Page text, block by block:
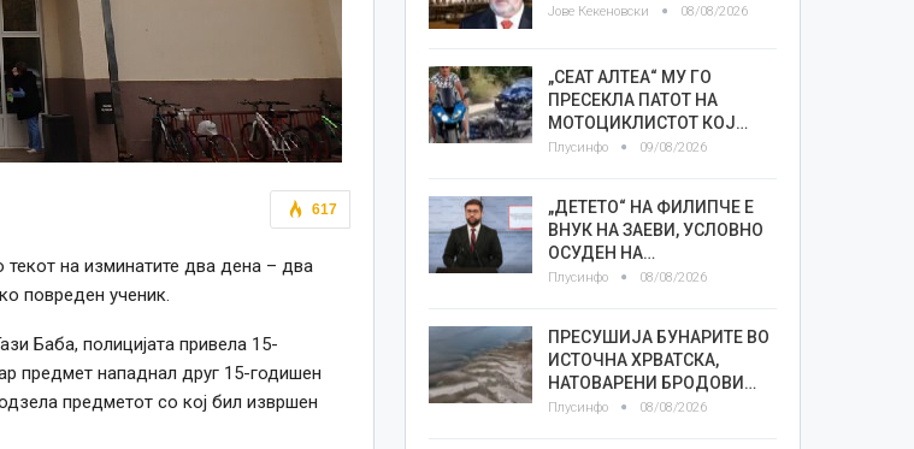
617
на изминатите два дена – два
повреден ученик.
Баба, полицијата привела 15-
предмет нападнал друг 15-годишен
предметот со кој бил извршен
Јове Кекеновски 08/08/2026
„СЕАТ АЛТЕА“ МУ ГО
ПРЕСЕКЛА ПАТОТ НА
МОТОЦИКЛИСТОТ КОЈ…
Плусинфо 09/08/2026
„ДЕТЕТО“ НА ФИЛИПЧЕ Е
ВНУК НА ЗАЕВИ, УСЛОВНО
ОСУДЕН НА…
Плусинфо 08/08/2026
ПРЕСУШИЈА БУНАРИТЕ ВО
ИСТОЧНА ХРВАТСКА,
НАТОВАРЕНИ БРОДОВИ…
Плусинфо 08/08/2026